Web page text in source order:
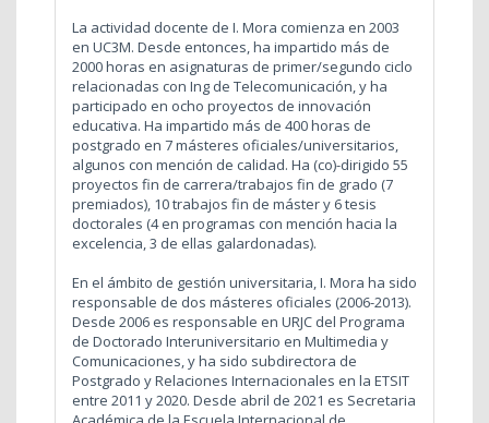
La actividad docente de I. Mora comienza en 2003
en UC3M. Desde entonces, ha impartido más de
2000 horas en asignaturas de primer/segundo ciclo
relacionadas con Ing de Telecomunicación, y ha
participado en ocho proyectos de innovación
educativa. Ha impartido más de 400 horas de
postgrado en 7 másteres oficiales/universitarios,
algunos con mención de calidad. Ha (co)-dirigido 55
proyectos fin de carrera/trabajos fin de grado (7
premiados), 10 trabajos fin de máster y 6 tesis
doctorales (4 en programas con mención hacia la
excelencia, 3 de ellas galardonadas).
En el ámbito de gestión universitaria, I. Mora ha sido
responsable de dos másteres oficiales (2006-2013).
Desde 2006 es responsable en URJC del Programa
de Doctorado Interuniversitario en Multimedia y
Comunicaciones, y ha sido subdirectora de
Postgrado y Relaciones Internacionales en la ETSIT
entre 2011 y 2020. Desde abril de 2021 es Secretaria